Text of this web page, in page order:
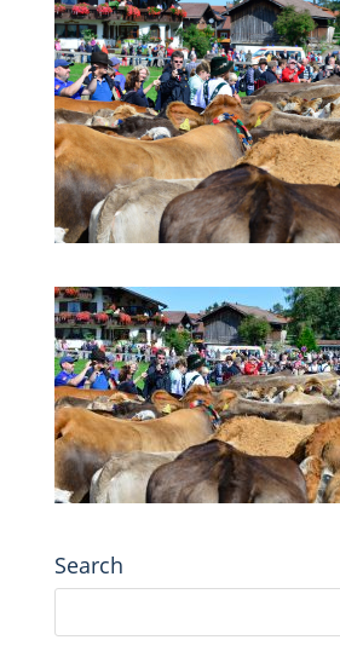
Search